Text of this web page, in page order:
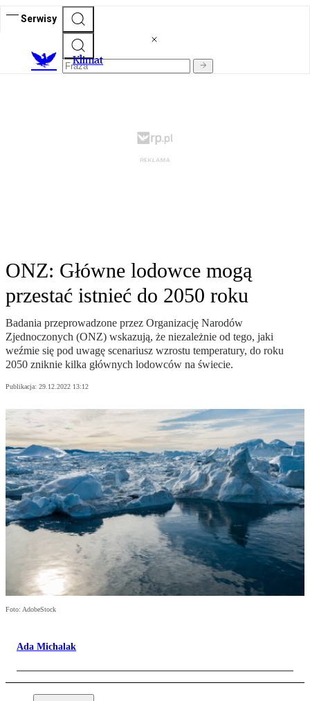
Serwisy
Klimat
ONZ: Główne lodowce mogą
przestać istnieć do 2050 roku
Badania przeprowadzone przez Organizację Narodów
Zjednoczonych (ONZ) wskazują, że niezależnie od tego, jaki
weźmie się pod uwagę scenariusz wzrostu temperatury, do roku
2050 zniknie kilka głównych lodowców na świecie.
Publikacja: 29.12.2022 13:12
Foto: AdobeStock
Ada Michalak